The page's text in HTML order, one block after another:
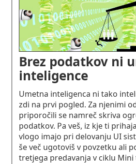
Brez podatkov ni
inteligence
Umetna inteligenca ni tako
zdi na prvi pogled. Za njenimi
priporočili se namreč skriva
podatkov. Pa veš, iz kje ti
vlogo imajo pri delovanju UI
še več ugotoviš v povzetku ali
tretjega predavanja v ciklu Mini